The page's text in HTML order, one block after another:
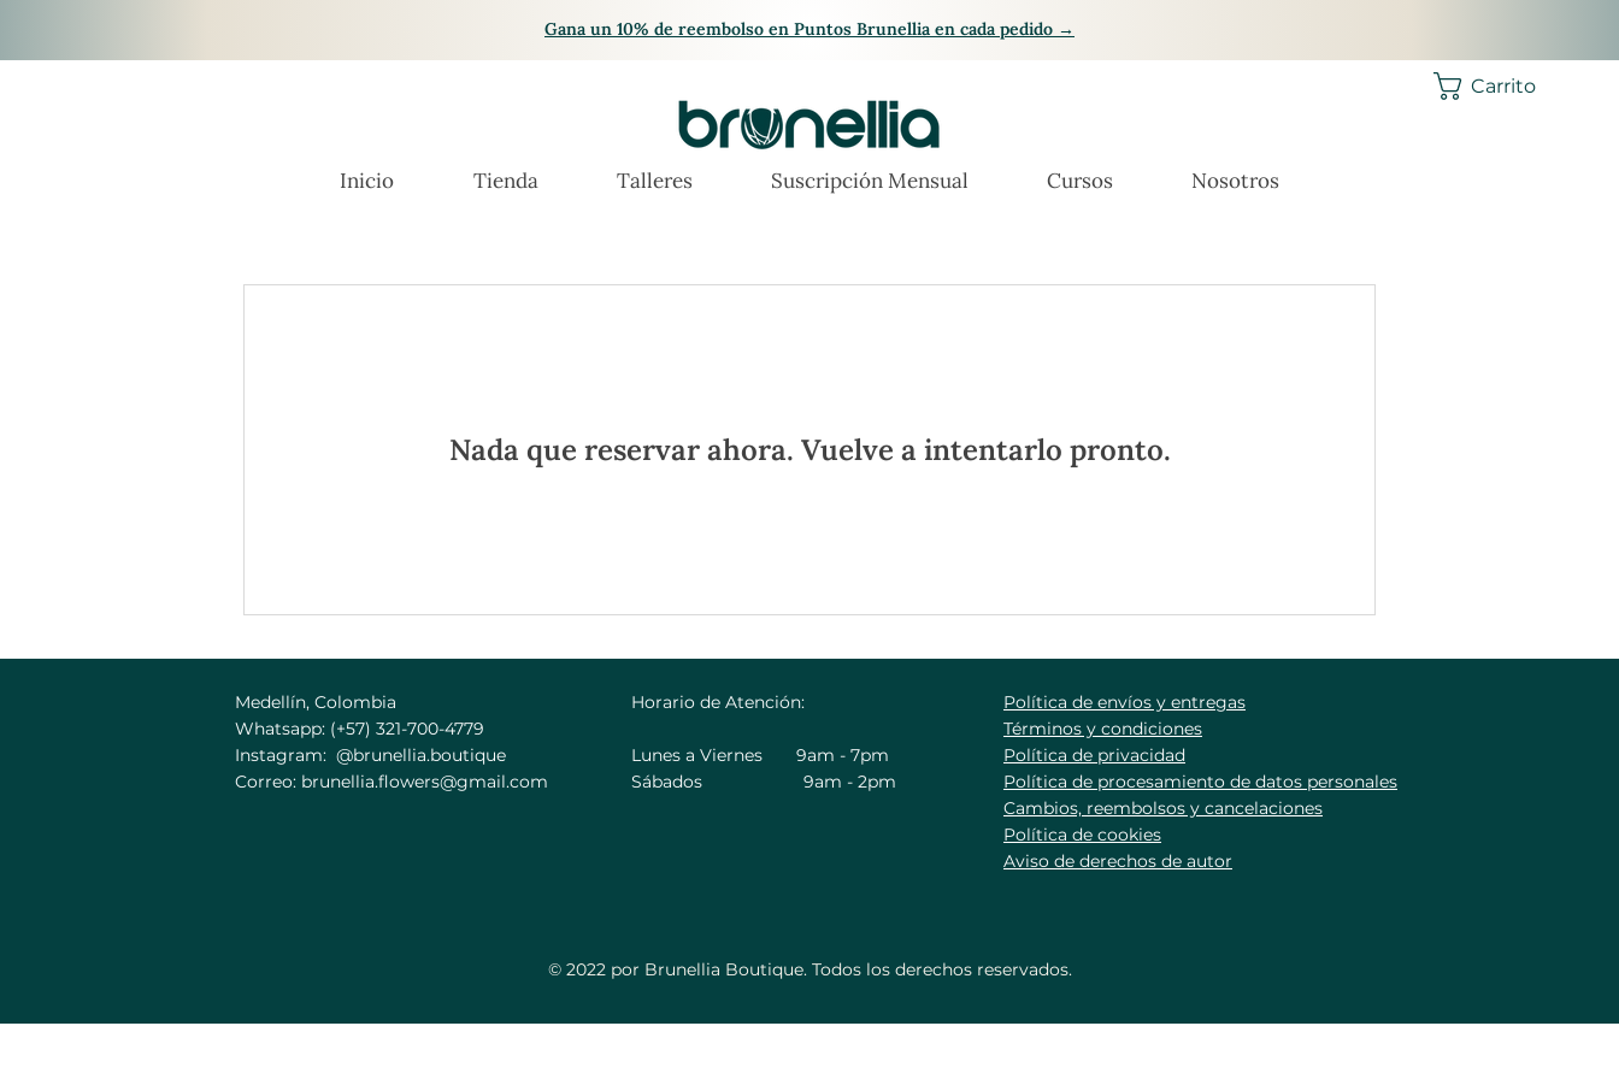
Gana un 10% de reembolso en Puntos Brunellia en cada pedido →
Inicio Tienda Talleres Suscripción Mensual Cursos Nosotros
Carrito
Nada que reservar ahora. Vuelve a intentarlo pronto.
Medellín, Colombia
Whatsapp: (+57) 321-700-4779
Instagram: @brunellia.boutique
Correo: brunellia.flowers@gmail.com
Horario de Atención:
Lunes a Viernes 9am - 7pm
Sábados 9am - 2pm
Política de envíos y entregas
Términos y condiciones
Política de privacidad
Política de procesamiento de datos personales
Cambios, reembolsos y cancelaciones
Política de cookies
Aviso de derechos de autor
© 2022 por Brunellia Boutique. Todos los derechos reservados.